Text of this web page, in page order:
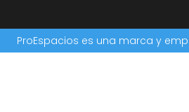
ProEspacios es una marca y